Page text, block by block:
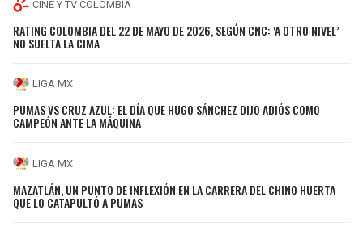
CINE Y TV COLOMBIA
RATING COLOMBIA DEL 22 DE MAYO DE 2026, SEGÚN CNC: ‘A OTRO NIVEL’
NO SUELTA LA CIMA
LIGA MX
PUMAS VS CRUZ AZUL: EL DÍA QUE HUGO SÁNCHEZ DIJO ADIÓS COMO
CAMPEÓN ANTE LA MÁQUINA
LIGA MX
MAZATLÁN, UN PUNTO DE INFLEXIÓN EN LA CARRERA DEL CHINO HUERTA
QUE LO CATAPULTÓ A PUMAS